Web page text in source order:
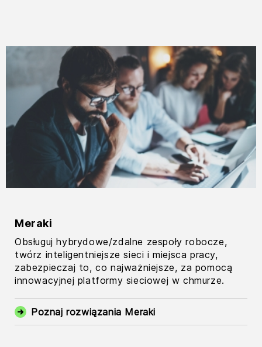
Meraki
Obsługuj hybrydowe/zdalne zespoły robocze,
twórz inteligentniejsze sieci i miejsca pracy,
zabezpieczaj to, co najważniejsze, za pomocą
innowacyjnej platformy sieciowej w chmurze.
Poznaj rozwiązania Meraki